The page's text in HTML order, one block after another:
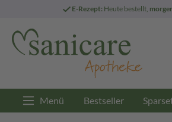
E-Rezept: Heute bestellt,
Menü Bestseller